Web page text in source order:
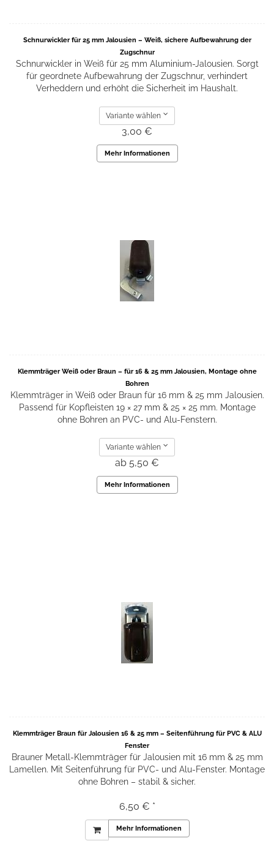
Schnurwickler für 25 mm Jalousien – Weiß, sichere Aufbewahrung der
Zugschnur
Schnurwickler in Weiß für 25 mm Aluminium-Jalousien. Sorgt
für geordnete Aufbewahrung der Zugschnur, verhindert
Verheddern und erhöht die Sicherheit im Haushalt.
Variante wählen
3,00 €
Mehr Informationen
Klemmträger Weiß oder Braun – für 16 & 25 mm Jalousien, Montage ohne
Bohren
Klemmträger in Weiß oder Braun für 16 mm & 25 mm Jalousien.
Passend für Kopfleisten 19 × 27 mm & 25 × 25 mm. Montage
ohne Bohren an PVC- und Alu-Fenstern.
Variante wählen
ab 5,50 €
Mehr Informationen
Klemmträger Braun für Jalousien 16 & 25 mm – Seitenführung für PVC & ALU
Fenster
Brauner Metall-Klemmträger für Jalousien mit 16 mm & 25 mm
Lamellen. Mit Seitenführung für PVC- und Alu-Fenster. Montage
ohne Bohren – stabil & sicher.
6,50 € *
Mehr Informationen